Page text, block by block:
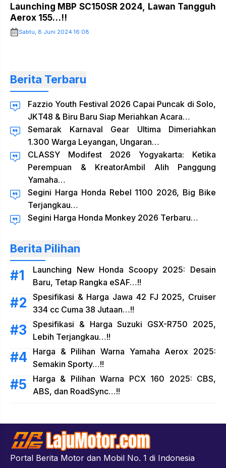
Launching MBP SC150SR 2024, Lawan Tangguh
Aerox 155…!!
Sabtu, 8 Juni 2024 16:08
Berita Terbaru
Fazzio Youth Festival 2026 Capai Puncak di Solo,
JKT48 & Biru Baru Siap Meriahkan Acara…
Semarak Karnaval Gear Ultima Dimeriahkan
1.300 Warga Leyangan, Ungaran…
CLASSY Modifest 2026 Yogyakarta: Ketika
Perempuan & KreatorAmbil Alih Panggung
Yamaha…
Segini Harga Honda Rebel 1100 2026, Big Bike
Terjangkau…
Segini Harga Honda Monkey 2026 Terbaru…
Berita Pilihan
Launching New Honda Scoopy 2025: Desain
Baru, Tetap Rangka eSAF…!!
Spesifikasi & Harga Jawa 42 FJ 2025, Cruiser
334 cc Cuma 38 Jutaan…!!
Spesifikasi & Harga Suzuki GSX-R750 2025,
Lebih Terjangkau…!!
Harga & Pilihan Warna Yamaha Aerox 2025:
Semakin Sporty…!!
Harga & Pilihan Warna PCX 160 2025: CBS,
ABS, dan RoadSync…!!
Portal Berita Motor dan Mobil No. 1 di Indonesia